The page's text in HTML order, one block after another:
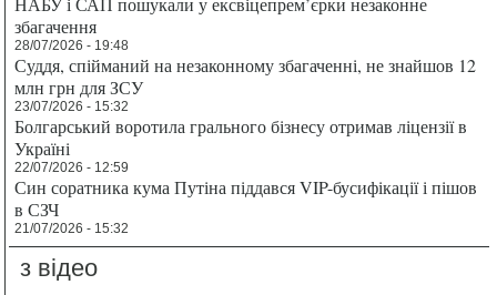
збагачення
28/07/2026 - 19:48
Суддя, спійманий на незаконному збагаченні, не знайшов 12
млн грн для ЗСУ
23/07/2026 - 15:32
Болгарський воротила грального бізнесу отримав ліцензії в
Україні
22/07/2026 - 12:59
Син соратника кума Путіна піддався VIP-бусифікації і пішов
в СЗЧ
21/07/2026 - 15:32
з відео